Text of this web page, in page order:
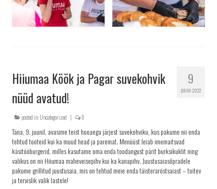
9
JUUNI 2022
Hiiumaa Köök ja Pagar suvekohvik
nüüd avatud!
posted in:Uncategorized | 0
Täna, 9. juunil, avasime teist hooaega järjest suvekohviku, kus pakume nii enda
tehtud tooteid kui ka muud head ja paremat. Menüüst leiab imemaitsvad
käsitööburgerid, milles kasutame oma enda toodangust pärit burksikuklit ning
valikus on nii Hiiumaa maheveisepihv kui ka kanapihv. Juustusaiasõpradele
pakume grillitud juustusaia, mis on tehtud meie enda täisteraröstsaiast – toitev
ja tervislik valik lastele!